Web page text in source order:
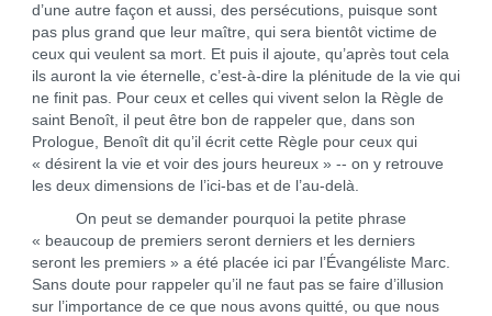
d’une autre façon et aussi, des persécutions, puisque sont
pas plus grand que leur maître, qui sera bientôt victime de
ceux qui veulent sa mort. Et puis il ajoute, qu’après tout cela
ils auront la vie éternelle, c’est-à-dire la plénitude de la vie qui
ne finit pas. Pour ceux et celles qui vivent selon la Règle de
saint Benoît, il peut être bon de rappeler que, dans son
Prologue, Benoît dit qu’il écrit cette Règle pour ceux qui
« désirent la vie et voir des jours heureux » -- on y retrouve
les deux dimensions de l’ici-bas et de l’au-delà.
On peut se demander pourquoi la petite phrase
« beaucoup de premiers seront derniers et les derniers
seront les premiers » a été placée ici par l’Évangéliste Marc.
Sans doute pour rappeler qu’il ne faut pas se faire d’illusion
sur l’importance de ce que nous avons quitté, ou que nous